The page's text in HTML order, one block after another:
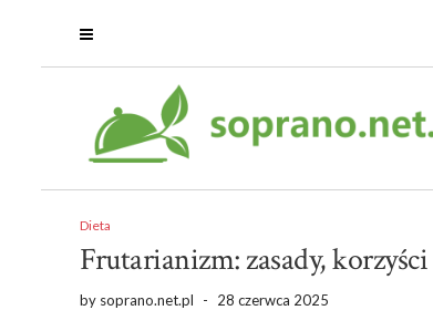
Dieta
Frutarianizm: zasady,
by soprano.net.pl - 28 czerwca 2025